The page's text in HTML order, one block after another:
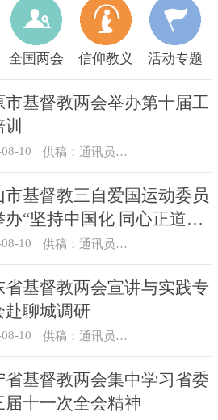
全国两会 信仰教义 活动专题
市基督教两会举办第十届工
10 供稿：通讯员 王建春 摄影：史爱梅
市基督教三自爱国运动委员
办“坚持中国化 同心正道
经讲道交流分享活动
10 供稿：通讯员 张健、余利沙
省基督教两会宣讲与实践专
赴聊城调研
10 供稿：通讯员 梁浩
省基督教两会集中学习省委
届十一次全会精神